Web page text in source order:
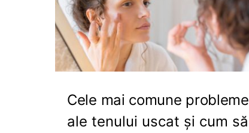
Cele mai comune probleme
ale tenului uscat și cum să